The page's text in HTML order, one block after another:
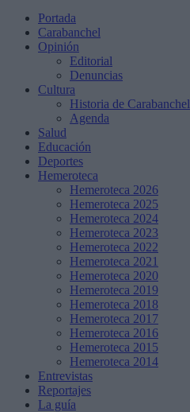
Portada
Carabanchel
Opinión
Editorial
Denuncias
Cultura
Historia de Carabanchel
Agenda
Salud
Educación
Deportes
Hemeroteca
Hemeroteca 2026
Hemeroteca 2025
Hemeroteca 2024
Hemeroteca 2023
Hemeroteca 2022
Hemeroteca 2021
Hemeroteca 2020
Hemeroteca 2019
Hemeroteca 2018
Hemeroteca 2017
Hemeroteca 2016
Hemeroteca 2015
Hemeroteca 2014
Entrevistas
Reportajes
La guía